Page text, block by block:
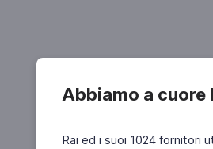
Abbiamo a cuore
Rai ed i suoi 1024 fornitori